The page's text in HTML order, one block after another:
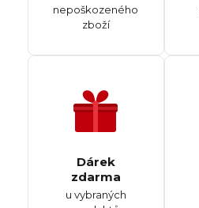
nepoškozeného
zboží
Dárek
zdarma
u vybraných